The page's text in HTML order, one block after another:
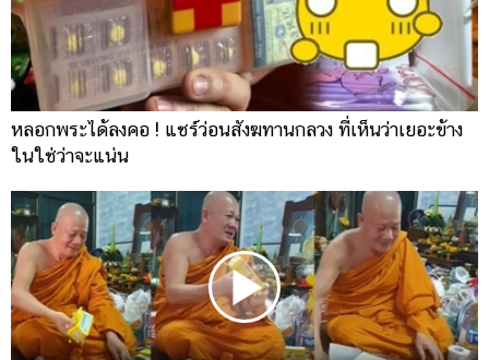
หลอกพระได้ลงคอ ! แชร์ว่อนสังฆทานกลวง ที่เห็นว่าเยอะข้าง
ในใช่ว่าจะแน่น